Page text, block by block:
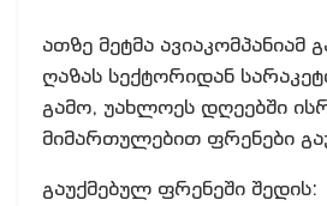
ათზე მეტმა ავიაკომპანიამ
ღაზას სექტორიდან
გამო, უახლოეს დღეებში
მიმართულებით ფრენები
გაუქმებულ ფრენეში